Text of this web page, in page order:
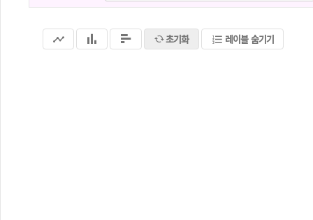
래
프
명
초기화 레이블 숨기기